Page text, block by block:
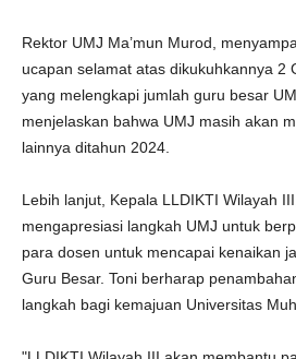
Rektor UMJ Ma’mun Murod,
ucapan selamat atas dikukuhkannya 2
yang melengkapi jumlah guru besar
menjelaskan bahwa UMJ masih akan
lainnya ditahun 2024.
Lebih lanjut, Kepala LLDIKTI Wilayah
mengapresiasi langkah UMJ untuk
para dosen untuk mencapai kenaikan
Guru Besar. Toni berharap
langkah bagi kemajuan Universitas